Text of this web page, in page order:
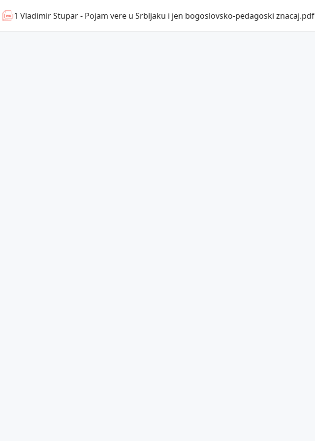
1 Vladimir Stupar - Pojam vere u Srbljaku i jen bogoslovsko-pedagoski znacaj.pdf